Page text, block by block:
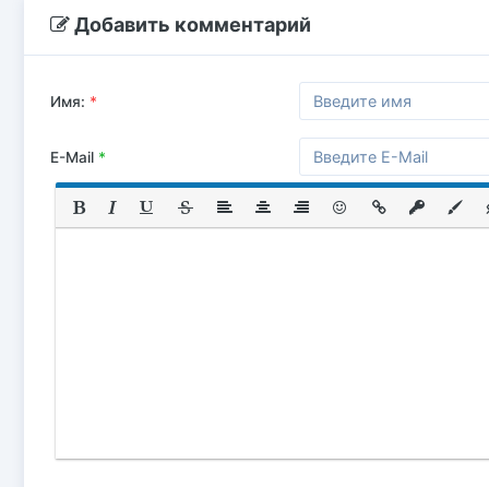
Добавить комментарий
Имя: *
E-Mail *